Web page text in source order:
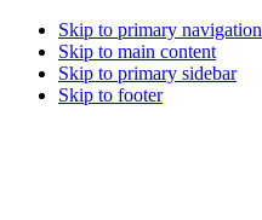
Skip to primary navigation
Skip to main content
Skip to primary sidebar
Skip to footer